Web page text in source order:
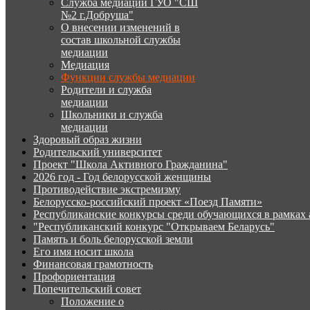
№2 г.Добруша"
О внесении изменений в
состав школьной службы
медиации
Медиация
Функции службы медиации
Родители и служба
медиации
Школьники и служба
медиации
Здоровый образ жизни
Родительский университет
Проект "Школа Активного Гражданина"
2026 год - Год белорусской женщины
Противодействие экстремизму
Белорусско-российский проект «Поезд Памяти»
Республиканские конкурсы среди обучающихся в
"Республиканский конкурс "Открываем Беларусь"
Память и боль белорусской земли
Его имя носит школа
Финансовая грамотность
Профориентация
Попечительский совет
Положение о